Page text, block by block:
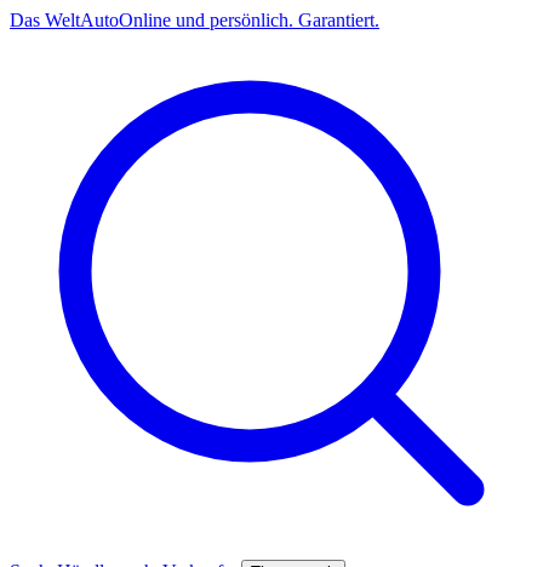
Das WeltAutoOnline und persönlich. Garantiert.